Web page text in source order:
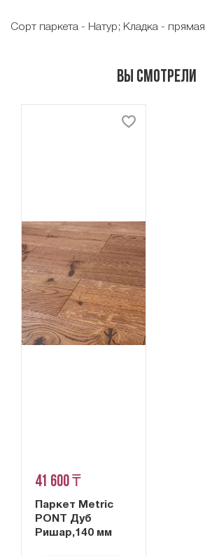
Сорт паркета - Натур; Кладка - прямая
Вы смотрели
41 600 ₸
Паркет Metric
PONT Дуб
Ришар,140 мм